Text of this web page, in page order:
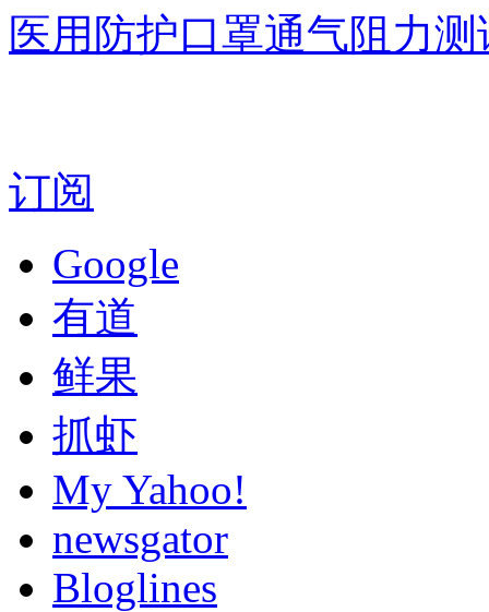
医用防护口罩通气阻力
订阅
Google
有道
鲜果
抓虾
My Yahoo!
newsgator
Bloglines